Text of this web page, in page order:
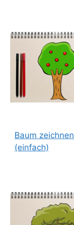
Baum zeichnen
(einfach)